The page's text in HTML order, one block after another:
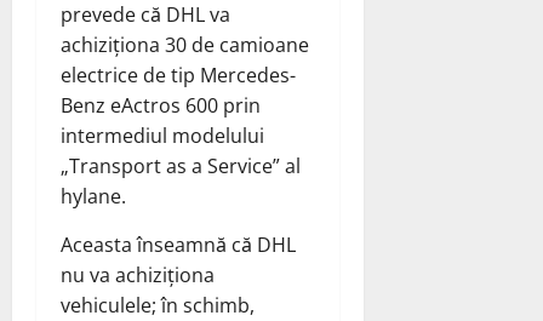
prevede că DHL va
achiziționa 30 de camioane
electrice de tip Mercedes-
Benz eActros 600 prin
intermediul modelului
„Transport as a Service” al
hylane.
Aceasta înseamnă că DHL
nu va achiziționa
vehiculele; în schimb,